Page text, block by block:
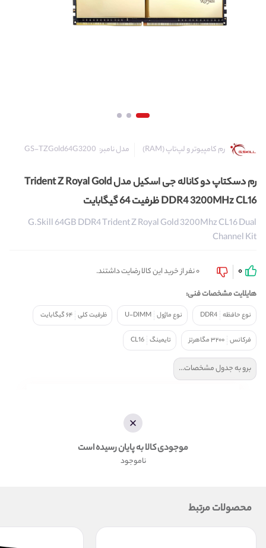
رم کامپیوتر و لپ‌تاپ (RAM) مدل نامبر: GS-TZGold64G3200
رم دسکتاپ دو کاناله جی اسکیل مدل Trident Z Royal Gold
DDR4 3200MHz CL16 ظرفیت 64 گیگابایت
G.Skill 64GB DDR4 Trident Z Royal Gold 3200Mhz CL16 Dual
Channel Kit
0
0 نفر از خرید این کالا رضایت داشتند.
هایلایت مشخصات فنی:
نوع حافظه DDR4 نوع ماژول U-DIMM ظرفیت کلی ۶۴ گیگابایت
فرکانس ۳۲۰۰ مگاهرتز تایمینگ CL16
برو به جدول مشخصات...
موجودی کالا به پایان رسیده است
ناموجود
محصولات مرتبط